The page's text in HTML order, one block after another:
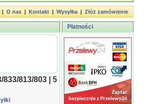
O nas|Kontakt|Wysyłka|Złóż zamówienie
813/803 | 5
Płatności